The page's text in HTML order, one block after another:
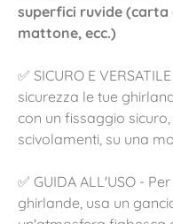
superfici ruvide
mattone, ecc.)
✅ SICURO E
sicurezza le tue
con un fissaggio
scivolamenti, su una
✅ GUIDA ALL'USO -
ghirlande, usa un